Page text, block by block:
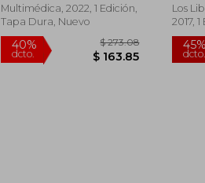
Multimédica, 2022, 1 Edición,
Tapa Dura, Nuevo
Los
2017,
Nuevo